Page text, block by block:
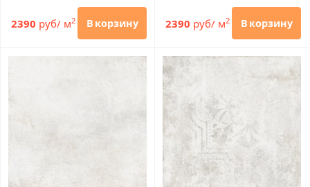
2390 руб/ м2 В корзину 2390 руб/ м2 В корзину